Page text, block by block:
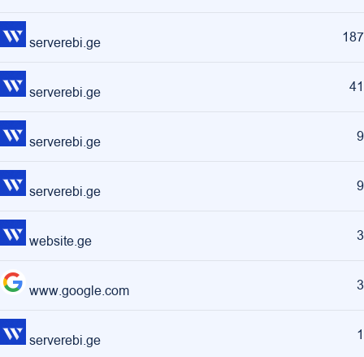
serverebi.ge 187
serverebi.ge 41
serverebi.ge 9
serverebi.ge 9
website.ge 3
www.google.com 3
serverebi.ge 1